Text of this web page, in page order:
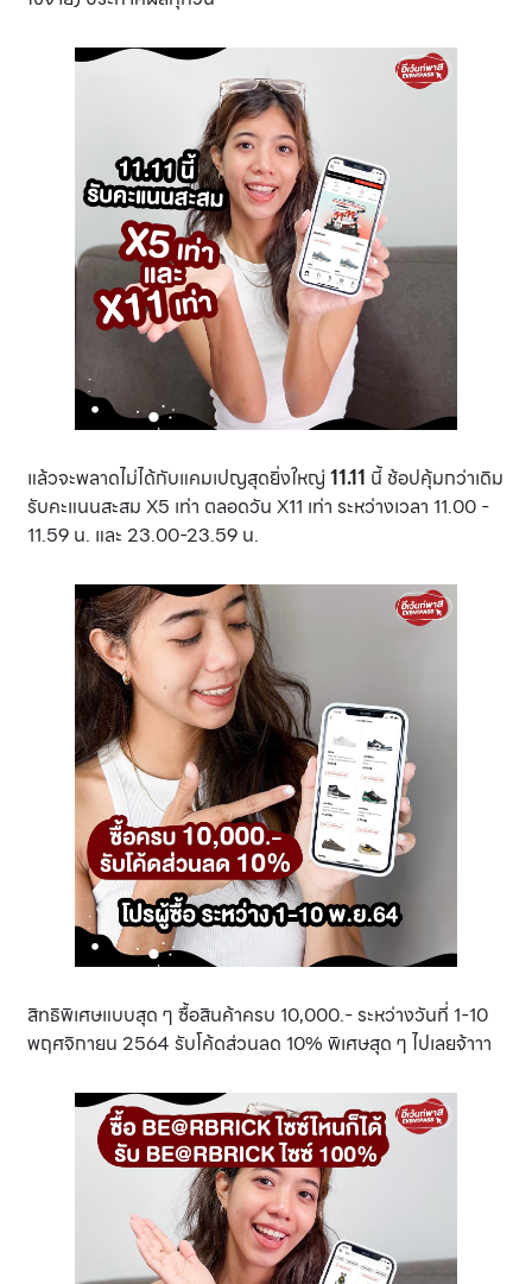
แล้วจะพลาดไม่ได้กับแคมเปญสุดยิ่งใหญ่ 11.11 นี้ ช้อปคุ้มกว่าเดิม
รับคะแนนสะสม X5 เท่า ตลอดวัน X11 เท่า ระหว่างเวลา 11.00 -
11.59 น. และ 23.00-23.59 น.
สิทธิพิเศษแบบสุด ๆ ซื้อสินค้าครบ 10,000.- ระหว่างวันที่ 1-10
พฤศจิกายน 2564 รับโค้ดส่วนลด 10% พิเศษสุด ๆ ไปเลยจ้าาา